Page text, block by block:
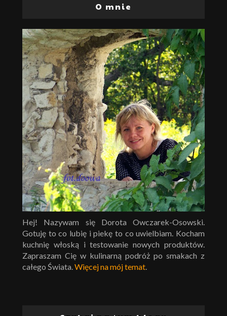
O mnie
Hej! Nazywam się Dorota Owczarek-Osowski.
Gotuję to co lubię i piekę to co uwielbiam. Kocham
kuchnię włoską i testowanie nowych produktów.
Zapraszam Cię w kulinarną podróż po smakach z
całego Świata.Więcej na mój temat.